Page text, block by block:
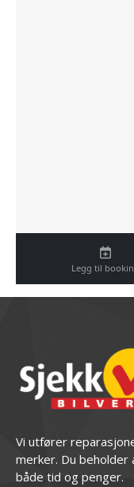
Vi utfører
merker. Du
både tid og penger.